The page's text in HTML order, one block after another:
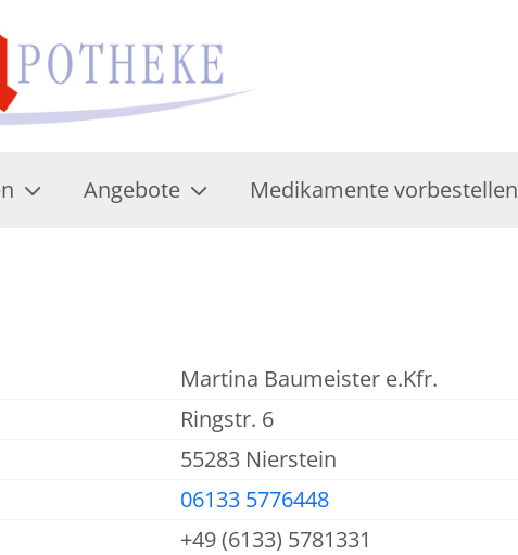
Angebote Medikamente vorbestellen
Martina Baumeister e.Kfr.
Ringstr. 6
55283 Nierstein
06133 5776448
+49 (6133) 5781331